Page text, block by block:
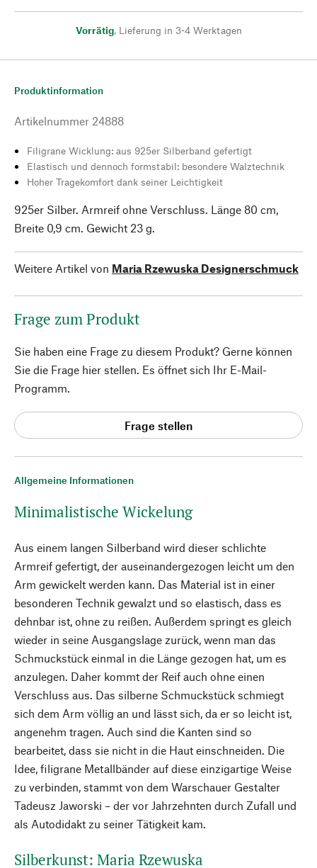
Vorrätig, Lieferung in 3-4 Werktagen
Allgemeine Informationen
Minimalistische Wickelung
Aus einem langen Silberband wird dieser schlichte
Armreif gefertigt, der auseinandergezogen leicht um den
Arm gewickelt werden kann. Das Material ist in einer
besonderen Technik gewalzt und so elastisch, dass es
dehnbar ist, ohne zu reißen. Außerdem springt es gleich
wieder in seine Ausgangslage zurück, wenn man das
Schmuckstück einmal in die Länge gezogen hat, um es
anzulegen. Daher kommt der Reif auch ohne einen
Verschluss aus. Das silberne Schmuckstück schmiegt
sich dem Arm völlig an und lässt sich, da er so leicht ist,
angenehm tragen. Auch sind die Kanten sind so
bearbeitet, dass sie nicht in die Haut einschneiden. Die
Idee, filigrane Metallbänder auf diese einzigartige Weise
zu verbinden, stammt von dem Warschauer Gestalter
Tadeusz Jaworski – der vor Jahrzehnten durch Zufall und
als Autodidakt zu seiner Tätigkeit kam.
Silberkunst: Maria Rzewuska
Produktinformation
Artikelnummer 24888
Filigrane Wicklung: aus 925er Silberband gefertigt
Elastisch und dennoch formstabil: besondere Walztechnik
Hoher Tragekomfort dank seiner Leichtigkeit
925er Silber. Armreif ohne Verschluss. Länge 80 cm,
Breite 0,9 cm. Gewicht 23 g.
Weitere Artikel von Maria Rzewuska Designerschmuck
Frage zum Produkt
Sie haben eine Frage zu diesem Produkt? Gerne können
Sie die Frage hier stellen. Es öffnet sich Ihr E-Mail-
Programm.
Frage stellen